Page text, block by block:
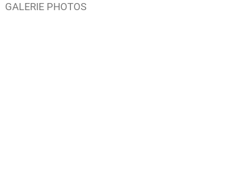
GALERIE PHOTOS